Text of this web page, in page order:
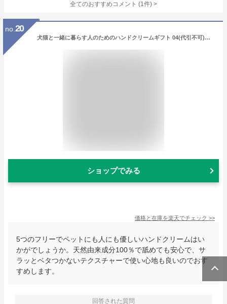
全てのおすすめコメント (1件) >
no. 20
犬猫と一緒に暮らす人のためのハンドクリームギフト 04(代引不可)【ポイント10倍】【送料無料】
ショップでみる
価格と在庫を楽天でチェック >>
5つのフリーでペットにも人にも優しいハンドクリームはい
かがでしょうか。天然由来成分100％で舐めても安心で、サ
ラッとベタつかないテクスチャーで使い心地も良いのでおす
すめします。
回答された質問